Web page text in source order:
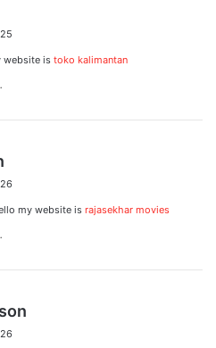
website is toko kalimantan
t
my website is rajasekhar movies